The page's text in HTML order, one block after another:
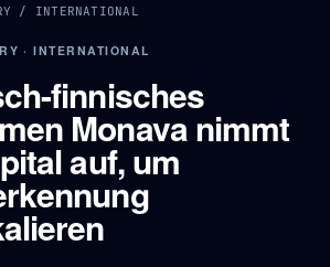
/ INTERNATIONAL
· INTERNATIONAL
finnisches
Monava nimmt
auf, um